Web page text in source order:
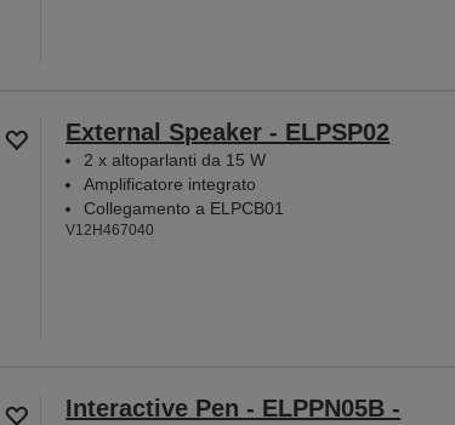
External Speaker - ELPSP02
2 x altoparlanti da 15 W
Amplificatore integrato
Collegamento a ELPCB01
V12H467040
Interactive Pen - ELPPN05B -